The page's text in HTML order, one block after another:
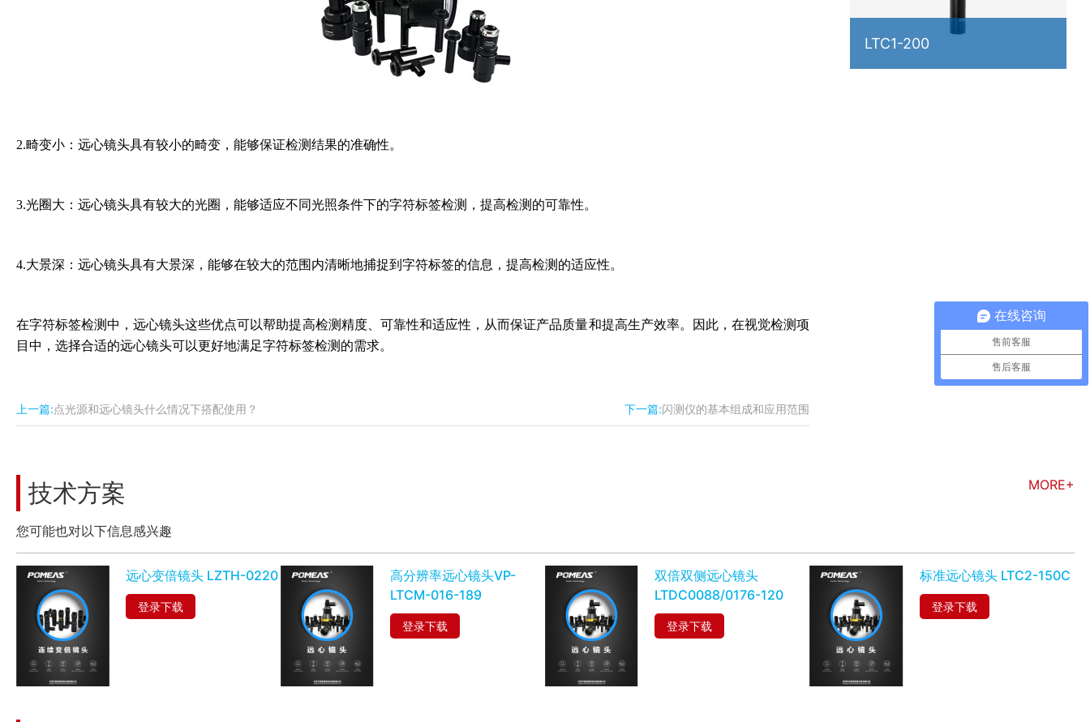
2.畸变小：远心镜头具有较小的畸变，能够保证检测结果的准确性。
3.光圈大：远心镜头具有较大的光圈，能够适应不同光照条件下的字符标签检测，提高检测的可靠性。
4.大景深：远心镜头具有大景深，能够在较大的范围内清晰地捕捉到字符标签的信息，提高检测的适应性。
在字符标签检测中，远心镜头这些优点可以帮助提高检测精度、可靠性和适应性，从而保证产品质量和提高生产效率。因此，在视觉检测项
目中，选择合适的远心镜头可以更好地满足字符标签检测的需求。
上一篇:点光源和远心镜头什么情况下搭配使用？ 下一篇:闪测仪的基本组成和应用范围
LTC1-200
技术方案 MORE+
您可能也对以下信息感兴趣
远心变倍镜头 LZTH-0220
登录下载
高分辨率远心镜头VP-
LTCM-016-189
登录下载
双倍双侧远心镜头
LTDC0088/0176-120
登录下载
标准远心镜头 LTC2-150C
登录下载
在线咨询
售前客服
售后客服